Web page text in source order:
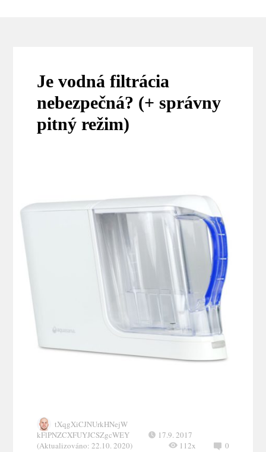
Je vodná filtrácia
nebezpečná? (+ správny
pitný režim)
tXqgXiCJNUrkHNejW
kFlPNZCXFUYJCSZgcWEY
17.9. 2017
(Aktualizováno: 22.10. 2020)
0
112x